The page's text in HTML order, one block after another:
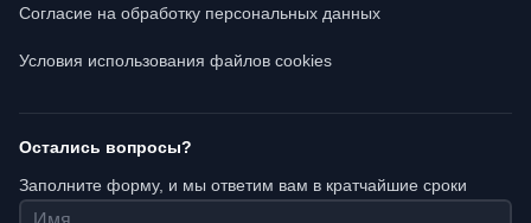
Согласие на обработку персональных данных
Условия использования файлов cookies
Остались вопросы?
Заполните форму, и мы ответим вам в кратчайшие сроки
Имя